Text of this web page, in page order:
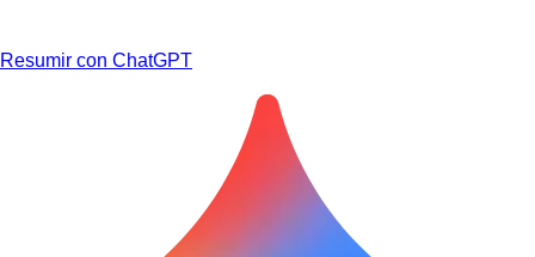
Resumir con ChatGPT